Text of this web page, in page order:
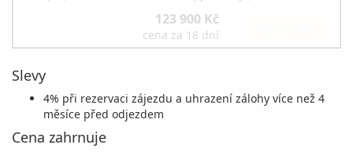
123 900 Kč
cena za 18 dní
Slevy
4% při rezervaci zájezdu a uhrazení zálohy více než 4
měsíce před odjezdem
Cena zahrnuje